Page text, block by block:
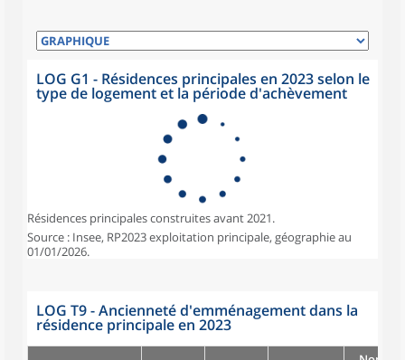
LOG G1 - Résidences principales en 2023 selon le
type de logement et la période d'achèvement
Résidences principales construites avant 2021.
Source : Insee, RP2023 exploitation principale, géographie au
01/01/2026.
LOG T9 - Ancienneté d'emménagement dans la
résidence principale en 2023